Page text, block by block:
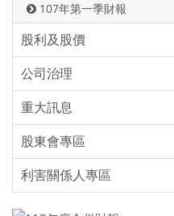
107年第一季財報
股利及股價
公司治理
重大訊息
股東會專區
利害關係人專區